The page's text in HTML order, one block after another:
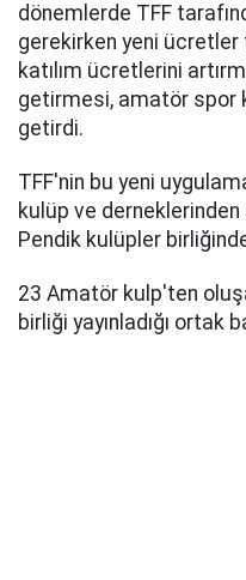
dönemlerde TFF
gerekirken yeni
katılım ücretlerini
getirmesi, amatör spor
getirdi.
TFF'nin bu yeni
kulüp ve
Pendik kulüpler
23 Amatör kulp'ten
birliği yayınladığı ortak